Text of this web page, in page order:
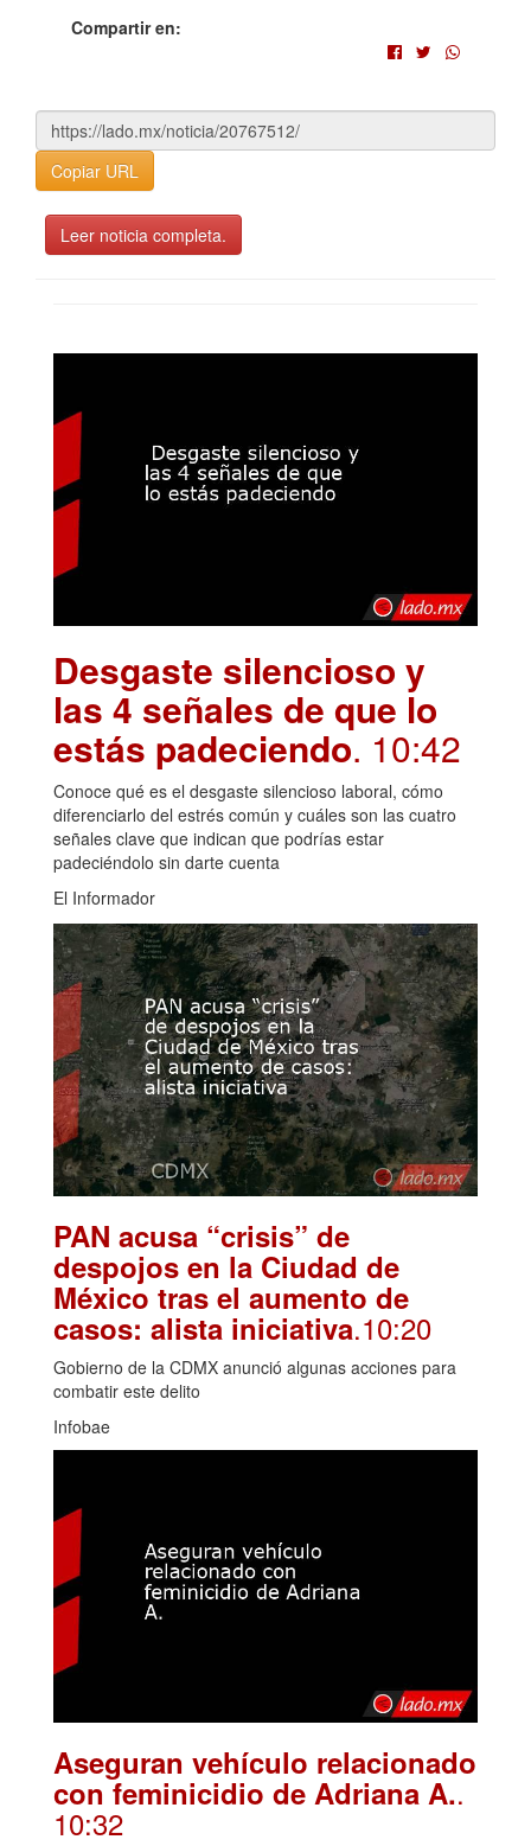
Compartir en:
Copiar URL
Leer noticia completa.
Desgaste silencioso y
las 4 señales de que lo
estás padeciendo. 10:42
Conoce qué es el desgaste silencioso laboral, cómo
diferenciarlo del estrés común y cuáles son las cuatro
señales clave que indican que podrías estar
padeciéndolo sin darte cuenta
El Informador
PAN acusa “crisis” de
despojos en la Ciudad de
México tras el aumento de
casos: alista iniciativa.10:20
Gobierno de la CDMX anunció algunas acciones para
combatir este delito
Infobae
Aseguran vehículo relacionado
con feminicidio de Adriana A..
10:32